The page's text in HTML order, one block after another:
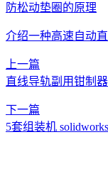
防松动垫圈的原理
介绍一种高速自动
上一篇
直线导轨副用钳制
下一篇
5套组装机